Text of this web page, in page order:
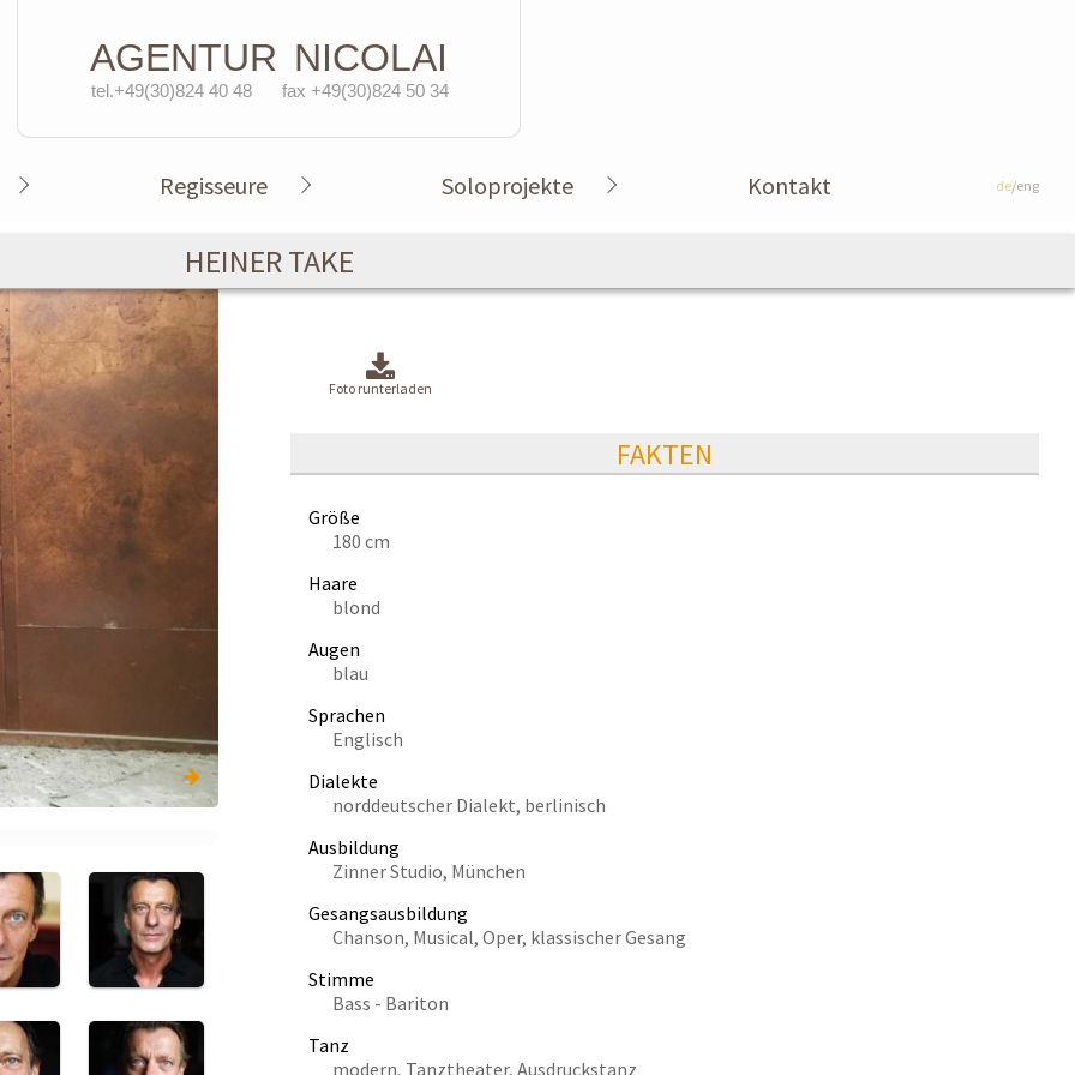
AGENTUR NICOLAI
tel.+49(30)824 40 48 fax +49(30)824 50 34
Regisseure Soloprojekte Kontakt de/eng
HEINER TAKE
Foto runterladen
FAKTEN
Größe
180 cm
Haare
blond
Augen
blau
Sprachen
Englisch
Dialekte
norddeutscher Dialekt, berlinisch
Ausbildung
Zinner Studio, München
Gesangsausbildung
Chanson, Musical, Oper, klassischer Gesang
Stimme
Bass - Bariton
Tanz
modern, Tanztheater, Ausdruckstanz